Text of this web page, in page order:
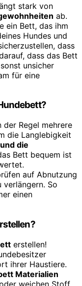
stark von
ab.
ein Bett, das ihm
Hundes und
dass
dass das Bett
unsicher
für eine
der Regel mehrere
die Langlebigkeit
die
Bett bequem ist
auf Abnutzung
verlängern. So
einen
erstellen!
ihrer Haustiere.
Materialien
weichen Stoff,